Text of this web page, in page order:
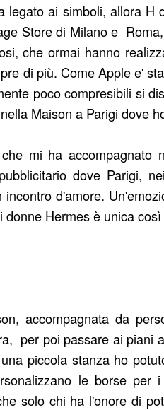
legato ai simboli, allora
Store di Milano e
che ormai hanno
di più. Come Apple e'
poco compresibili si
Maison a Parigi dove
mi ha accompagnato
dove Parigi,
d'amore.
Hermes è unica
accompagnata da
per poi passare ai piani
piccola stanza ho
le borse
solo chi ha l'onore di